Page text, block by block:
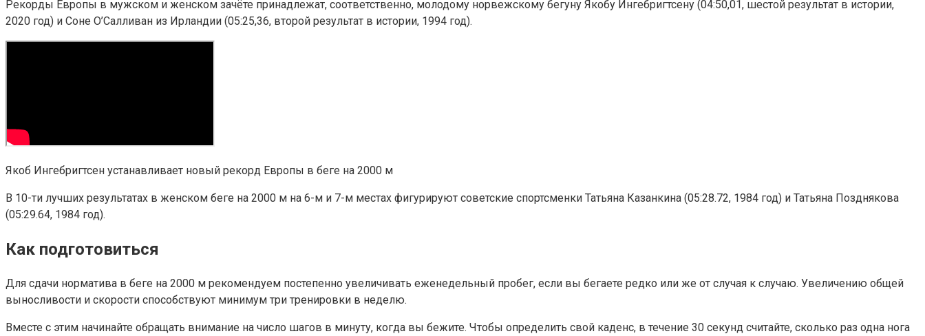
Рекорды Европы в мужском и женском зачёте принадлежат, соответственно, молодому норвежскому бегуну Якобу Ингебригтсену (04:50,01, шестой результат в истории,
2020 год) и Соне О’Салливан из Ирландии (05:25,36, второй результат в истории, 1994 год).
Якоб Ингебригтсен устанавливает новый рекорд Европы в беге на 2000 м
В 10-ти лучших результатах в женском беге на 2000 м на 6-м и 7-м местах фигурируют советские спортсменки Татьяна Казанкина (05:28.72, 1984 год) и Татьяна Позднякова
(05:29.64, 1984 год).
Как подготовиться
Для сдачи норматива в беге на 2000 м рекомендуем постепенно увеличивать еженедельный пробег, если вы бегаете редко или же от случая к случаю. Увеличению общей
выносливости и скорости способствуют минимум три тренировки в неделю.
Вместе с этим начинайте обращать внимание на число шагов в минуту, когда вы бежите. Чтобы определить свой каденс, в течение 30 секунд считайте, сколько раз одна нога